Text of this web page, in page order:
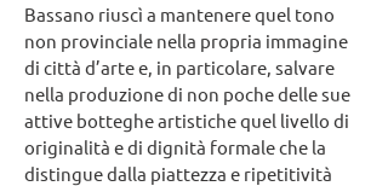
Bassano riuscì a mantenere quel tono
non provinciale nella propria immagine
di città d’arte e, in particolare, salvare
nella produzione di non poche delle sue
attive botteghe artistiche quel livello di
originalità e di dignità formale che la
distingue dalla piattezza e ripetitività